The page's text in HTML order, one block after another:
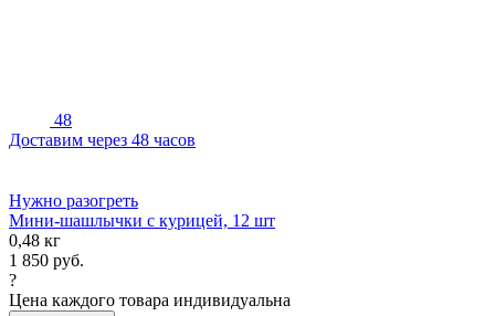
48
Доставим через 48 часов
Нужно разогреть
Мини-шашлычки с курицей, 12 шт
0,48 кг
1 850 руб.
?
Цена каждого товара индивидуальна